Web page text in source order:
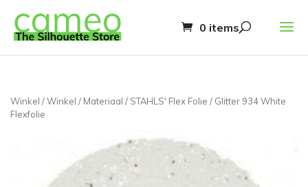
0 items
Winkel /Winkel / Materiaal / STAHLS' Flex Folie / Glitter 934 White
Flexfolie